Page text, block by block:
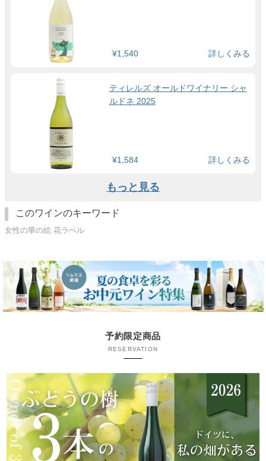
¥1,540 詳しくみる
ティレルズ オールドワイナリー シャ
ルドネ 2025
¥1,584 詳しくみる
もっと見る
このワインのキーワード
女性の華の絵 花ラベル
予約限定商品
RESERVATION